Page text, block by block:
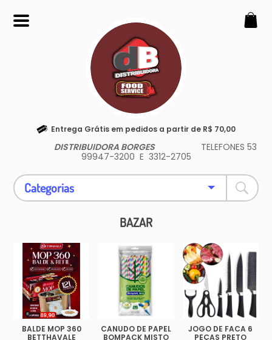
Somos uma loja expecialista em
produtos para sua lancheria,
restaurantes e delivery.
(53) 99947-3200
borgeshahn@yahoo.com.br
REDES SOCIAIS
Entrega Grátis em pedidos a partir de R$ 70,00
DISTRIBUIDORA BORGESTELEFONES 53
99947-3200 E 3312-2705
Categorias
BAZAR
BALDE MOP 360
BETTHAVALE
CANUDO DE PAPEL
BOMPACK MISTO
JOGO DE FACA 6
PEÇAS PRETO